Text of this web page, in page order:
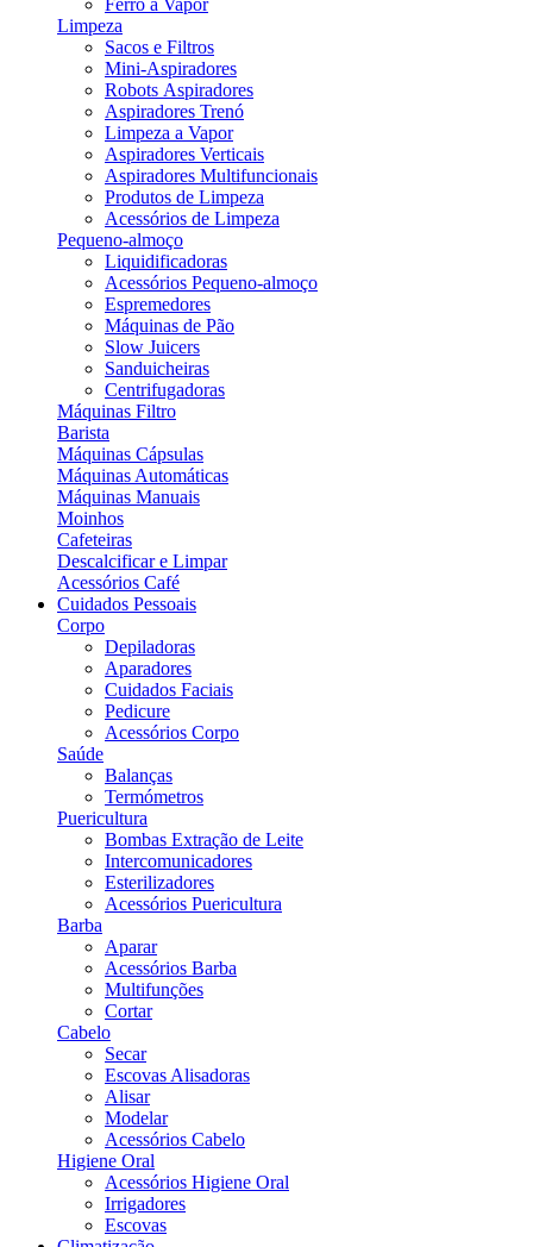
Ferro a Vapor
Limpeza
Sacos e Filtros
Mini-Aspiradores
Robots Aspiradores
Aspiradores Trenó
Limpeza a Vapor
Aspiradores Verticais
Aspiradores Multifuncionais
Produtos de Limpeza
Acessórios de Limpeza
Pequeno-almoço
Liquidificadoras
Acessórios Pequeno-almoço
Espremedores
Máquinas de Pão
Slow Juicers
Sanduicheiras
Centrifugadoras
Máquinas Filtro
Barista
Máquinas Cápsulas
Máquinas Automáticas
Máquinas Manuais
Moinhos
Cafeteiras
Descalcificar e Limpar
Acessórios Café
Cuidados Pessoais
Corpo
Depiladoras
Aparadores
Cuidados Faciais
Pedicure
Acessórios Corpo
Saúde
Balanças
Termómetros
Puericultura
Bombas Extração de Leite
Intercomunicadores
Esterilizadores
Acessórios Puericultura
Barba
Aparar
Acessórios Barba
Multifunções
Cortar
Cabelo
Secar
Escovas Alisadoras
Alisar
Modelar
Acessórios Cabelo
Higiene Oral
Acessórios Higiene Oral
Irrigadores
Escovas